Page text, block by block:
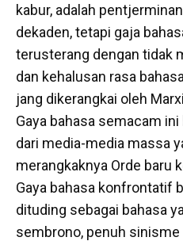
kabur, adalah
dekaden, tetapi gaja
terusterang dengan tidak
dan kehalusan rasa
jang dikerangkai oleh
Gaya bahasa semacam
dari media-media massa
merangkaknya Orde baru
Gaya bahasa konfrontatif
dituding sebagai bahasa
sembrono, penuh sinisme